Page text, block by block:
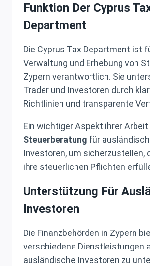
Funktion Der Cyprus
Department
Die Cyprus Tax Department ist
Verwaltung und Erhebung von
Zypern verantwortlich. Sie
Trader und Investoren durch
Richtlinien und transparente
Ein wichtiger Aspekt ihrer
Steuerberatung für
Investoren, um sicherzustellen,
ihre steuerlichen Pflichten
Unterstützung Für
Investoren
Die Finanzbehörden in Zypern
verschiedene Dienstleistungen
ausländische Investoren zu